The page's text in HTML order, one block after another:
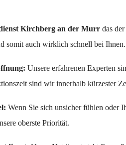
Kirchberg an der Murr​​​​​​​ das
somit auch wirklich schnell bei Ihnen.
Unsere erfahrenen Experten
sind wir innerhalb kürzester
Wenn Sie sich unsicher fühlen oder
oberste Priorität.